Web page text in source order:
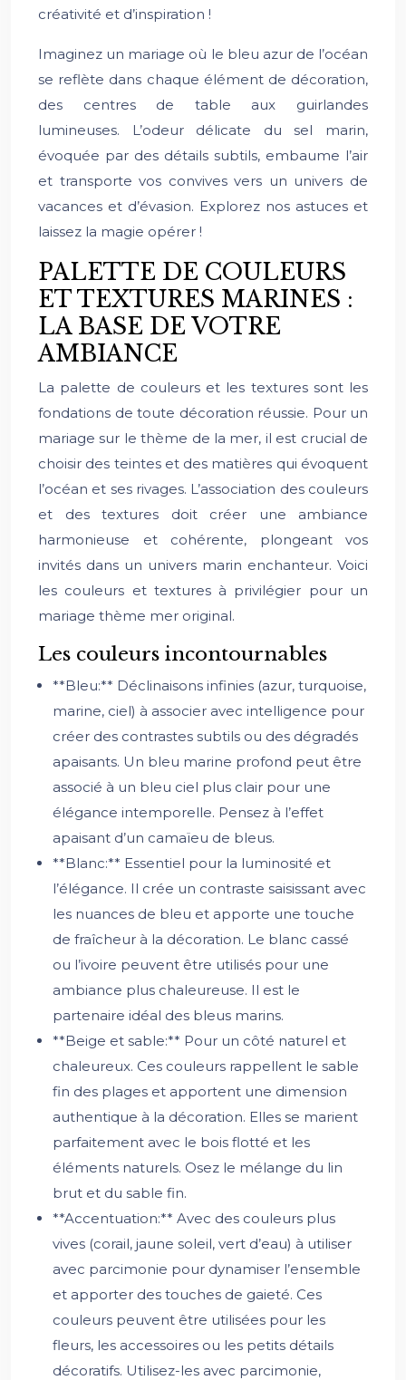
créativité et d’inspiration !
Imaginez un mariage où le bleu azur de l’océan
se reflète dans chaque élément de décoration,
des centres de table aux guirlandes
lumineuses. L’odeur délicate du sel marin,
évoquée par des détails subtils, embaume l’air
et transporte vos convives vers un univers de
vacances et d’évasion. Explorez nos astuces et
laissez la magie opérer !
PALETTE DE COULEURS
ET TEXTURES MARINES :
LA BASE DE VOTRE
AMBIANCE
La palette de couleurs et les textures sont les
fondations de toute décoration réussie. Pour un
mariage sur le thème de la mer, il est crucial de
choisir des teintes et des matières qui évoquent
l’océan et ses rivages. L’association des couleurs
et des textures doit créer une ambiance
harmonieuse et cohérente, plongeant vos
invités dans un univers marin enchanteur. Voici
les couleurs et textures à privilégier pour un
mariage thème mer original.
Les couleurs incontournables
**Bleu:** Déclinaisons infinies (azur, turquoise,
marine, ciel) à associer avec intelligence pour
créer des contrastes subtils ou des dégradés
apaisants. Un bleu marine profond peut être
associé à un bleu ciel plus clair pour une
élégance intemporelle. Pensez à l’effet
apaisant d’un camaïeu de bleus.
**Blanc:** Essentiel pour la luminosité et
l’élégance. Il crée un contraste saisissant avec
les nuances de bleu et apporte une touche
de fraîcheur à la décoration. Le blanc cassé
ou l’ivoire peuvent être utilisés pour une
ambiance plus chaleureuse. Il est le
partenaire idéal des bleus marins.
**Beige et sable:** Pour un côté naturel et
chaleureux. Ces couleurs rappellent le sable
fin des plages et apportent une dimension
authentique à la décoration. Elles se marient
parfaitement avec le bois flotté et les
éléments naturels. Osez le mélange du lin
brut et du sable fin.
**Accentuation:** Avec des couleurs plus
vives (corail, jaune soleil, vert d’eau) à utiliser
avec parcimonie pour dynamiser l’ensemble
et apporter des touches de gaieté. Ces
couleurs peuvent être utilisées pour les
fleurs, les accessoires ou les petits détails
décoratifs. Utilisez-les avec parcimonie,